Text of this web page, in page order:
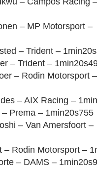
– MP Motorsport –
– Trident –
– Trident –
– Rodin Motorsport –
– AIX Racing –
Prema – 1min20s755
– Van Amersfoort –
– Rodin Motorsport –
– DAMS –